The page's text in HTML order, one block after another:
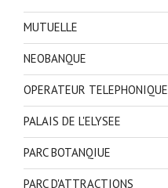
MUTUELLE
NEOBANQUE
OPERATEUR TELEPHONIQUE
PALAIS DE L'ELYSEE
PARC BOTANQIUE
PARC D'ATTRACTIONS